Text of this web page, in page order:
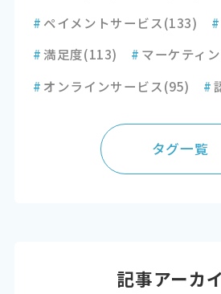
# ペイメントサービス(133) #
#満足度(113) # マーケティ
# オンラインサービス(95) #
タグ一覧
記事アーカ